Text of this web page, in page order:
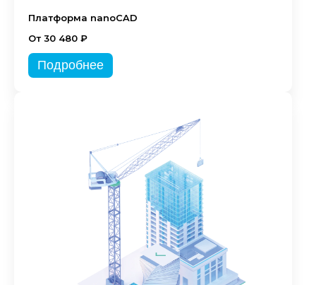
Платформа nanoCAD
От 30 480 ₽
Подробнее